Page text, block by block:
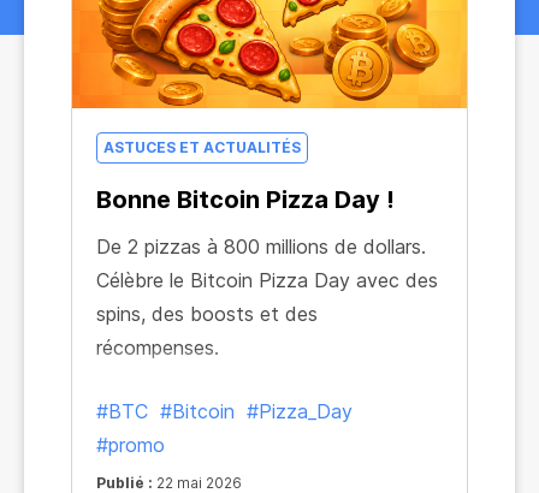
ASTUCES ET ACTUALITÉS
Bonne Bitcoin Pizza Day !
De 2 pizzas à 800 millions de dollars.
Célèbre le Bitcoin Pizza Day avec des
spins, des boosts et des
récompenses.
#BTC #Bitcoin #Pizza_Day
#promo
Publié : 22 mai 2026